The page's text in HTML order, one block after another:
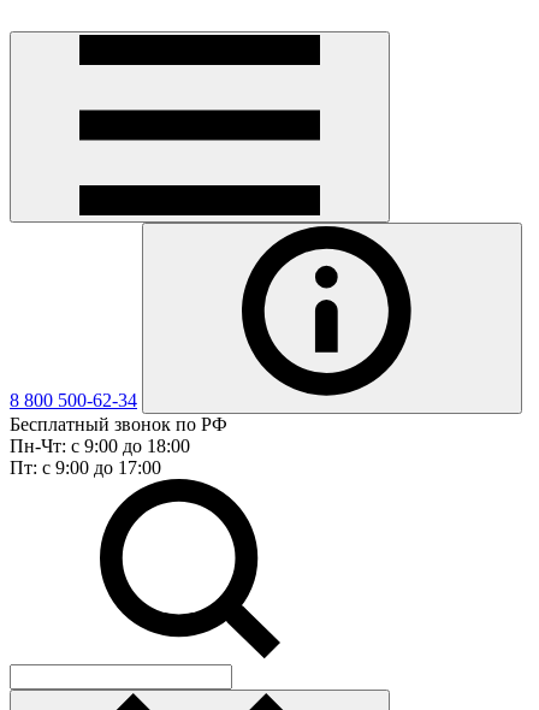
8 800 500-62-34
Бесплатный звонок по РФ
Пн-Чт: с 9:00 до 18:00
Пт: с 9:00 до 17:00